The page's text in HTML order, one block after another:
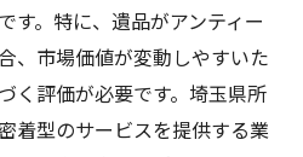
す。特に、遺品がアンティー
、市場価値が変動しやすいた
く評価が必要です。埼玉県所
着型のサービスを提供する業